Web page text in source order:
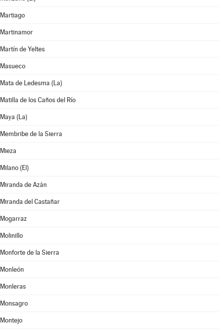
Martiago
Martinamor
Martín de Yeltes
Masueco
Mata de Ledesma (La)
Matilla de los Caños del Río
Maya (La)
Membribe de la Sierra
Mieza
Milano (El)
Miranda de Azán
Miranda del Castañar
Mogarraz
Molinillo
Monforte de la Sierra
Monleón
Monleras
Monsagro
Montejo